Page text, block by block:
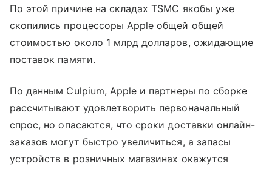
По этой причине на складах TSMC якобы уже
скопились процессоры Apple общей общей
стоимостью около 1 млрд долларов, ожидающие
поставок памяти.
По данным Culpium, Apple и партнеры по сборке
рассчитывают удовлетворить первоначальный
спрос, но опасаются, что сроки доставки онлайн-
заказов могут быстро увеличиться, а запасы
устройств в розничных магазинах окажутся